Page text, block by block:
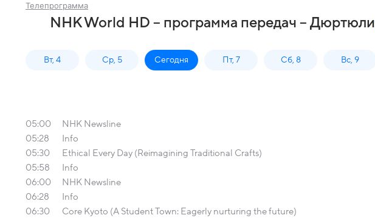
Телепрограмма
NHK World HD – программа передач – Дюртюли
Вт, 4 Ср, 5 Сегодня Пт, 7 Сб, 8 Вс, 9
05:00
NHK Newsline
05:28
Info
05:30
Ethical Every Day (Reimagining Traditional Crafts)
05:58
Info
06:00
NHK Newsline
06:28
Info
06:30
Core Kyoto (A Student Town: Eagerly nurturing the future)